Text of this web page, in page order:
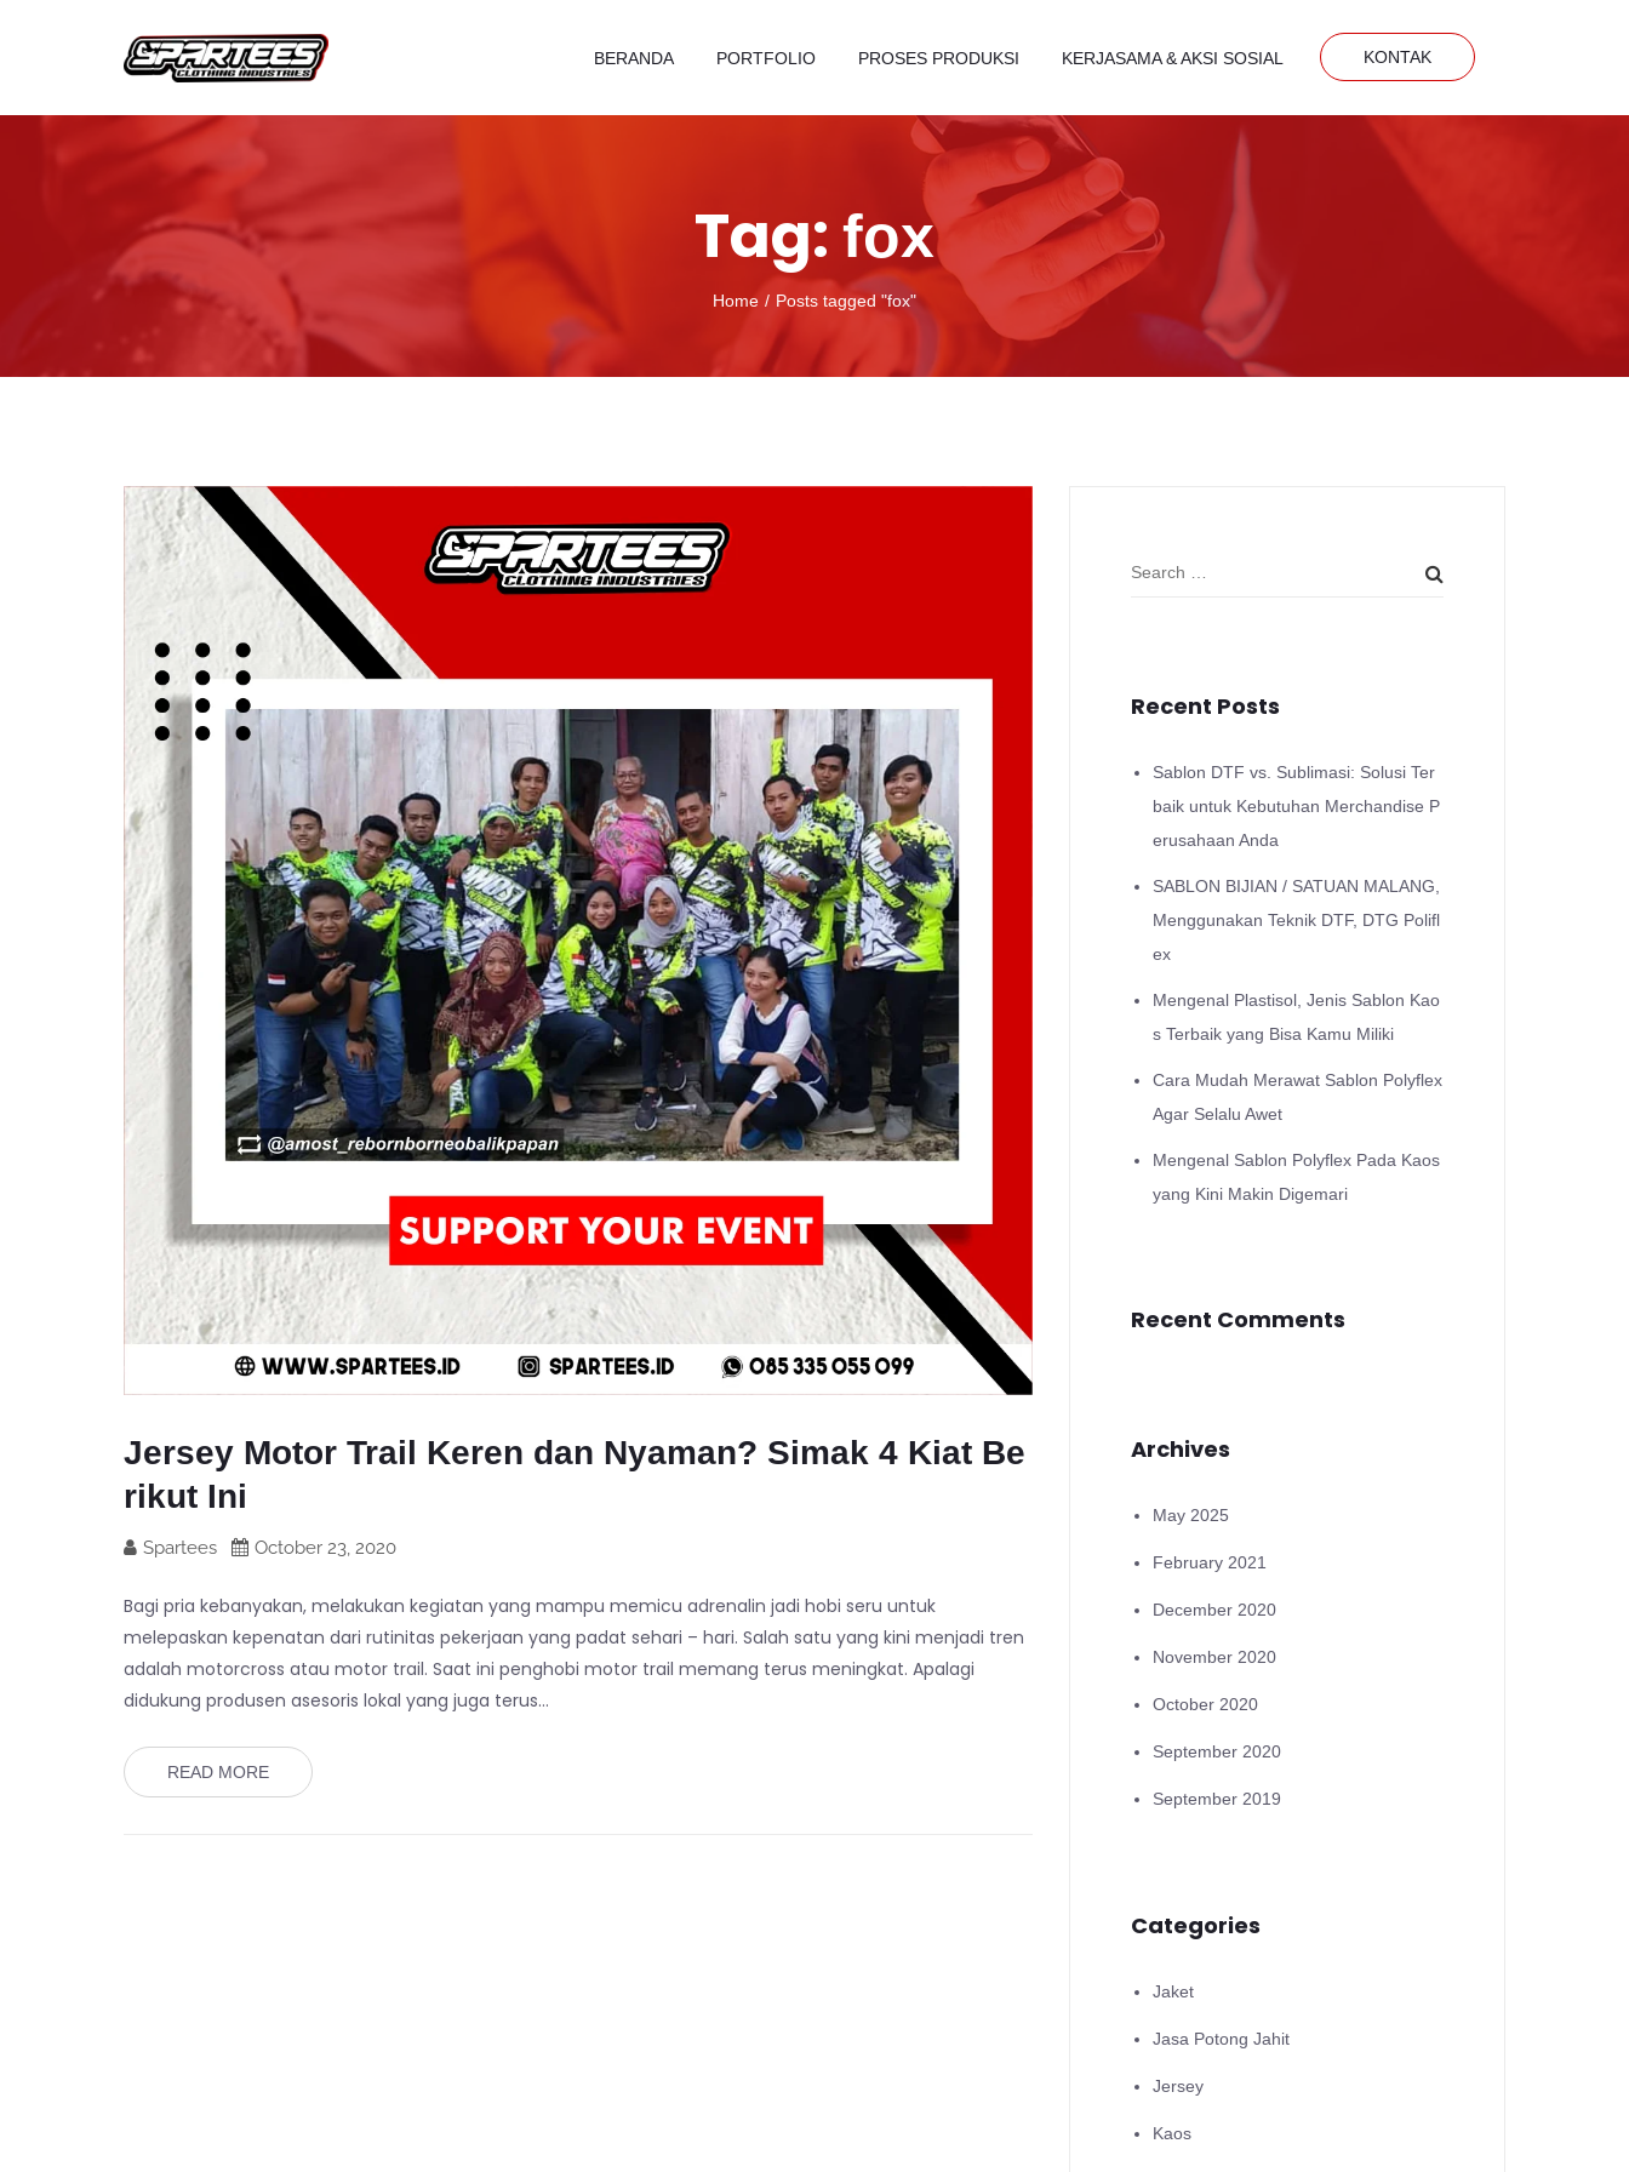
BERANDA PORTFOLIO PROSES PRODUKSI KERJASAMA & AKSI SOSIAL KONTAK
Tag: fox
Home Posts tagged "fox"
Jersey Motor Trail Keren dan Nyaman? Simak 4 Kiat Be
rikut Ini
Spartees October 23, 2020
Bagi pria kebanyakan, melakukan kegiatan yang mampu memicu adrenalin jadi hobi seru untuk
melepaskan kepenatan dari rutinitas pekerjaan yang padat sehari – hari. Salah satu yang kini menjadi tren
adalah motorcross atau motor trail. Saat ini penghobi motor trail memang terus meningkat. Apalagi
didukung produsen asesoris lokal yang juga terus…
READ MORE
Recent Posts
Sablon DTF vs. Sublimasi: Solusi Ter
baik untuk Kebutuhan Merchandise P
erusahaan Anda
SABLON BIJIAN / SATUAN MALANG,
Menggunakan Teknik DTF, DTG Polifl
ex
Mengenal Plastisol, Jenis Sablon Kao
s Terbaik yang Bisa Kamu Miliki
Cara Mudah Merawat Sablon Polyflex
Agar Selalu Awet
Mengenal Sablon Polyflex Pada Kaos
yang Kini Makin Digemari
Recent Comments
Archives
May 2025
February 2021
December 2020
November 2020
October 2020
September 2020
September 2019
Categories
Jaket
Jasa Potong Jahit
Jersey
Kaos